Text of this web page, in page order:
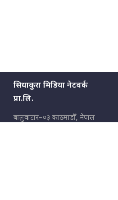
सिधाकुरा मिडिया नेटवर्क
प्रा.लि.
बालुवाटार–०३ काठमाडौँ, नेपाल